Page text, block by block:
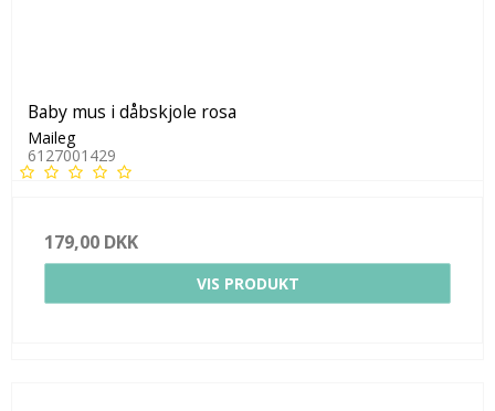
Baby mus i dåbskjole rosa
Maileg
6127001429
179,00 DKK
VIS PRODUKT